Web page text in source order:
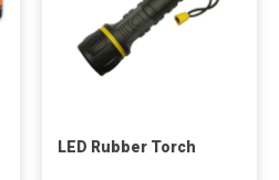
LED Rubber Torch